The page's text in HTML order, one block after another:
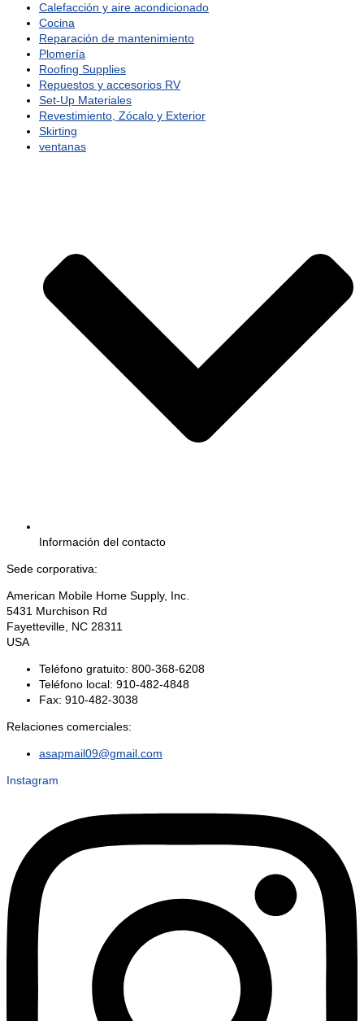
Calefacción y aire acondicionado
Cocina
Reparación de mantenimiento
Plomería
Roofing Supplies
Repuestos y accesorios RV
Set-Up Materiales
Revestimiento, Zócalo y Exterior
Skirting
ventanas
Información del contacto
Sede corporativa:
American Mobile Home Supply, Inc.
5431 Murchison Rd
Fayetteville, NC 28311
USA
Teléfono gratuito: 800-368-6208
Teléfono local: 910-482-4848
Fax: 910-482-3038
Relaciones comerciales:
asapmail09@gmail.com
Instagram